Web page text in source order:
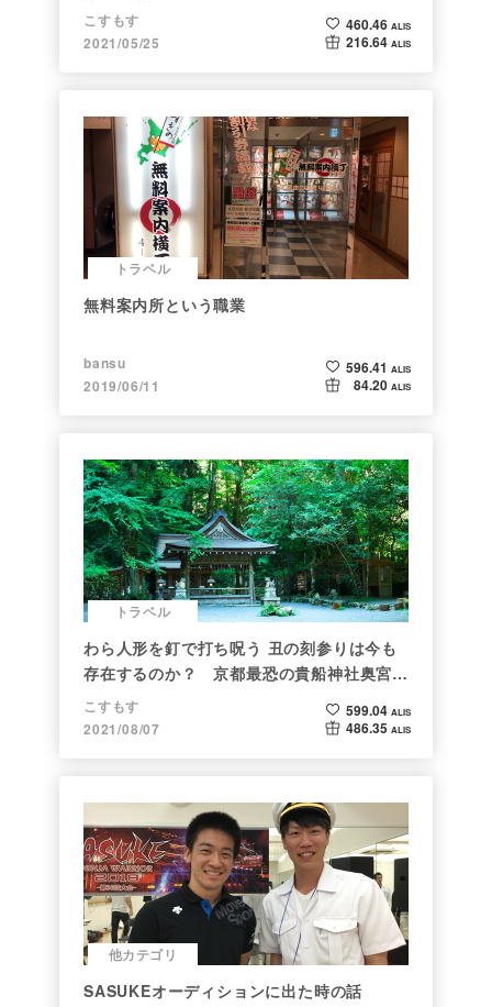
こすもす
2021/05/25
460.46 ALIS
216.64 ALIS
トラベル
無料案内所という職業
bansu
2019/06/11
596.41 ALIS
84.20 ALIS
トラベル
わら人形を釘で打ち呪う 丑の刻参りは今も
存在するのか？ 京都最恐の貴船神社奥宮を
調べた
こすもす
2021/08/07
599.04 ALIS
486.35 ALIS
他カテゴリ
SASUKEオーディションに出た時の話